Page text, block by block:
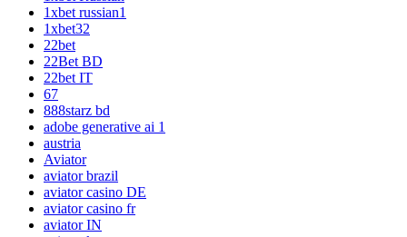
1xbet russian1
1xbet32
22bet
22Bet BD
22bet IT
67
888starz bd
adobe generative ai 1
austria
Aviator
aviator brazil
aviator casino DE
aviator casino fr
aviator IN